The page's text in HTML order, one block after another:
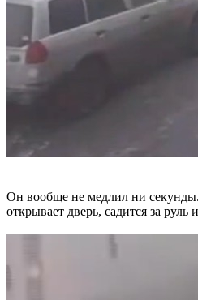
Он вообще не медлил ни
открывает дверь, садится за руль